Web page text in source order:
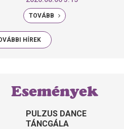
TOVÁBB
HÍREK
Események
PULZUS DANCE
TÁNCGÁLA